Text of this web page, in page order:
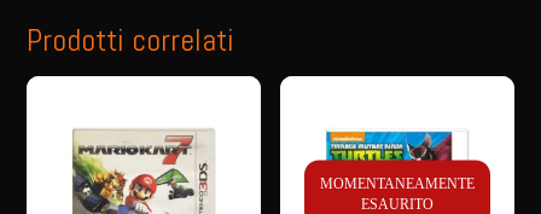
Prodotti correlati
MOMENTANEAMENTE
ESAURITO